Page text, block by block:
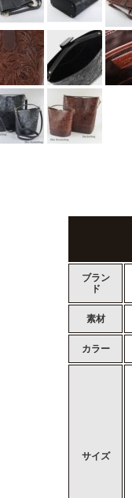
ブラン
ド
素材
カラー
サイズ